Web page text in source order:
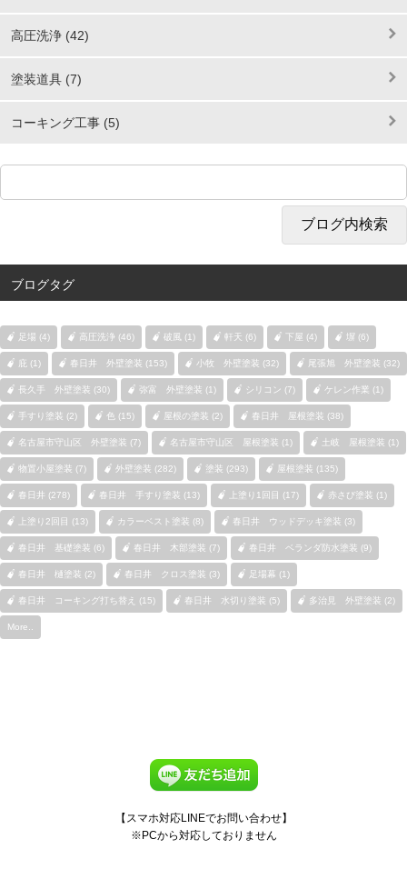
高圧洗浄 (42)
塗装道具 (7)
コーキング工事 (5)
ブログタグ
足場 (4) 高圧洗浄 (46) 破風 (1) 軒天 (6) 下屋 (4) 塀 (6)
庇 (1) 春日井 外壁塗装 (153) 小牧 外壁塗装 (32) 尾張旭 外壁塗装 (32)
長久手 外壁塗装 (30) 弥富 外壁塗装 (1) シリコン (7) ケレン作業 (1)
手すり塗装 (2) 色 (15) 屋根の塗装 (2) 春日井 屋根塗装 (38)
名古屋市守山区 外壁塗装 (7) 名古屋市守山区 屋根塗装 (1) 土岐 屋根塗装 (1)
物置小屋塗装 (7) 外壁塗装 (282) 塗装 (293) 屋根塗装 (135)
春日井 (278) 春日井 手すり塗装 (13) 上塗り1回目 (17) 赤さび塗装 (1)
上塗り2回目 (13) カラーベスト塗装 (8) 春日井 ウッドデッキ塗装 (3)
春日井 基礎塗装 (6) 春日井 木部塗装 (7) 春日井 ベランダ防水塗装 (9)
春日井 樋塗装 (2) 春日井 クロス塗装 (3) 足場幕 (1)
春日井 コーキング打ち替え (15) 春日井 水切り塗装 (5) 多治見 外壁塗装 (2)
More..
【スマホ対応LINEでお問い合わせ】
※PCから対応しておりません